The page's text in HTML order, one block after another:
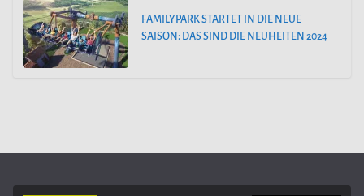
FAMILYPARK STARTET IN DIE NEUE
SAISON: DAS SIND DIE NEUHEITEN 2024